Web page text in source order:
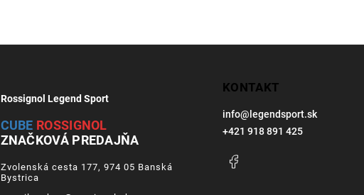
Rossignol Legend Sport
CUBE ROSSIGNOL
ZNAČKOVÁ PREDAJŇA
Zvolenská cesta 177, 974 05 Banská
Bystrica
KONTAKT
info@ legendsport.sk
+421 918 891 425